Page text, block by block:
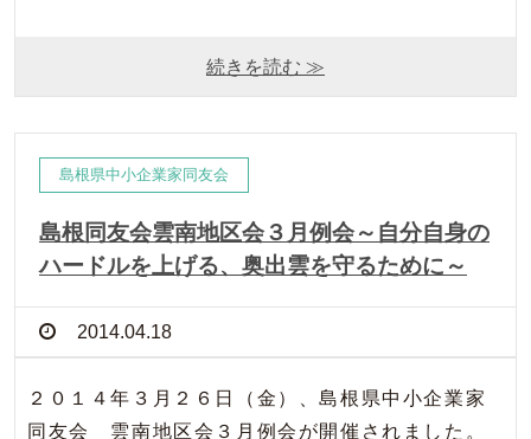
続きを読む ≫
島根県中小企業家同友会
島根同友会雲南地区会３月例会～自分自身の
ハードルを上げる、奥出雲を守るために～
2014.04.18
２０１４年３月２６日（金）、島根県中小企業家
同友会 雲南地区会３月例会が開催されました。